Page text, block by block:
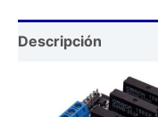
Descripción